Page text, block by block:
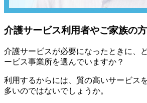
介護サービス利用者やご家族の
介護サービスが必要になったときに、
ービス事業所を選んでいますか？
利用するからには、質の高いサービス
多いのではないでしょうか。